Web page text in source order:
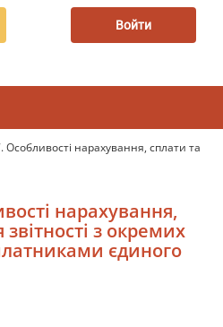
Войти
Особливості нарахування, сплати та
нарахування,
з окремих
єдиного